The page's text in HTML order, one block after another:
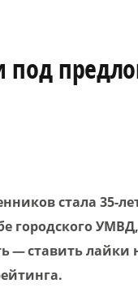
стала 35-
городского
— ставить